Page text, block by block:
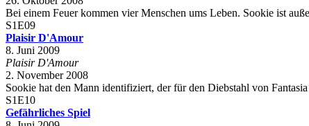
Bei einem Feuer kommen vier Menschen ums Leben. Sookie ist
S1E09
Plaisir D'Amour
8. Juni 2009
Plaisir D'Amour
2. November 2008
Sookie hat den Mann identifiziert, der für den Diebstahl von
S1E10
Gefährliches Spiel